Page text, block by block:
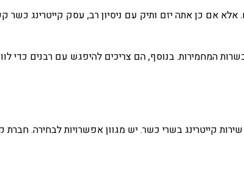
אם כן אתה יזם ותיק עם ניסיון רב, עסק קייטרינג כשר
המחמירות. בנוסף, הם צריכים להיפגש עם רבנים כדי
קייטרינג בשרי כשר. יש מגוון אפשרויות לבחירה. חברת